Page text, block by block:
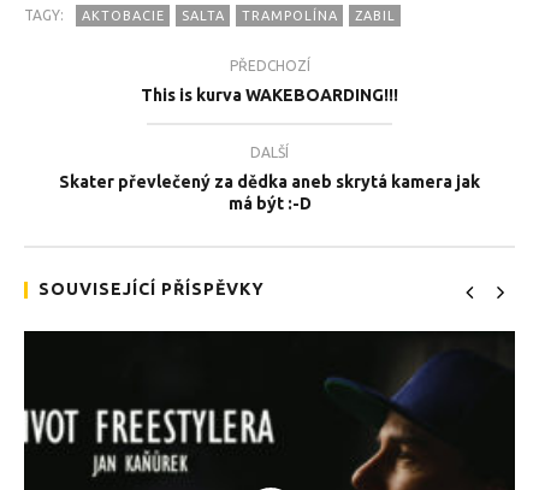
TEĎ PROHLÍŽENÉ
13.10.2015
TAGY: AKTOBACIE SALTA TRAMPOLÍNA ZABIL
PŘEDCHOZÍ
This is kurva WAKEBOARDING!!!
DALŠÍ
Skater převlečený za dědka aneb skrytá kamera jak
má být :-D
SOUVISEJÍCÍ PŘÍSPĚVKY